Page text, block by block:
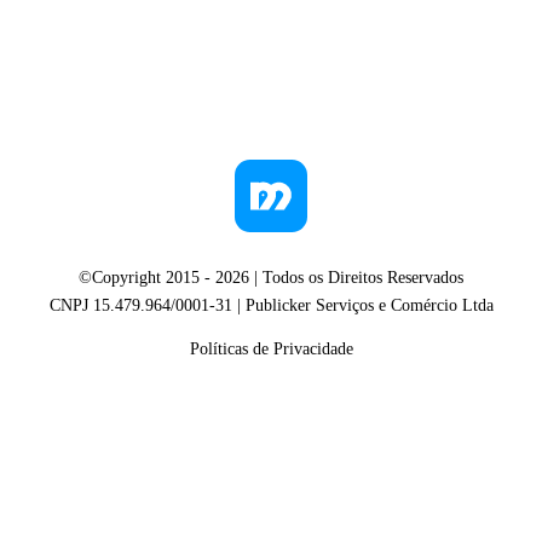
©Copyright 2015 - 2026 | Todos os Direitos Reservados
CNPJ 15.479.964/0001-31 | Publicker Serviços e Comércio Ltda
Políticas de Privacidade